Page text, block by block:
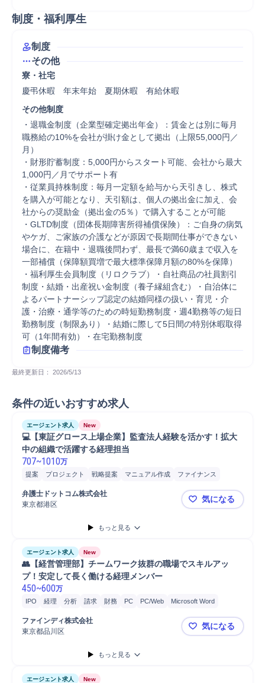
制度・福利厚生
制度
その他
寮・社宅
慶弔休暇　年末年始　夏期休暇　有給休暇
その他制度
・退職金制度（企業型確定拠出年金）：賃金とは別に毎月
職務給の10%を会社が掛け金として拠出（上限55,000円／
月）
・財形貯蓄制度：5,000円からスタート可能、会社から最大
1,000円／月でサポート有
・従業員持株制度：毎月一定額を給与から天引きし、株式
を購入が可能となり、天引額は、個人の拠出金に加え、会
社からの奨励金（拠出金の5％）で購入することが可能
・GLTD制度（団体長期障害所得補償保険）：ご自身の病気
やケガ、ご家族の介護などが原因で⻑期間仕事ができない
場合に、在籍中・退職後問わず、最⻑で満60歳まで収入を
一部補償（保障額買増で最大標準保障月額の80%を保障）
・福利厚生会員制度（リロクラブ）・自社商品の社員割引
制度・結婚・出産祝い金制度（養子縁組含む）・自治体に
よるパートナーシップ認定の結婚同様の扱い・育児・介
護・治療・通学等のための時短勤務制度・週4勤務等の短日
勤務制度（制限あり）・結婚に際して5日間の特別休暇取得
可（1年間有効）・在宅勤務制度
制度備考
最終更新日： 2026/5/13
条件の近いおすすめ求人
エージェント求人 New
💻【東証グロース上場企業】監査法人経験を活かす！拡大
中の組織で活躍する経理担当
707~1010万
提案 プロジェクト 戦略提案 マニュアル作成
ファイナンス
連結事業決算
経理/財務部門連携
弁護士ドットコム株式会社
東京都港区
💻【東証グ
気になる
もっと見る
エージェント求人 New
👥【経営管理部】チームワーク抜群の職場でスキルアッ
プ！安定して長く働ける経理メンバー
450~600万
IPO 経理 分析 請求 財務 PC PC/Web
Microsoft Word
Microsoft Power...
Microsoft Excel
ファインディ株式会社
東京都品川区
👥【経営管
気になる
もっと見る
エージェント求人 New